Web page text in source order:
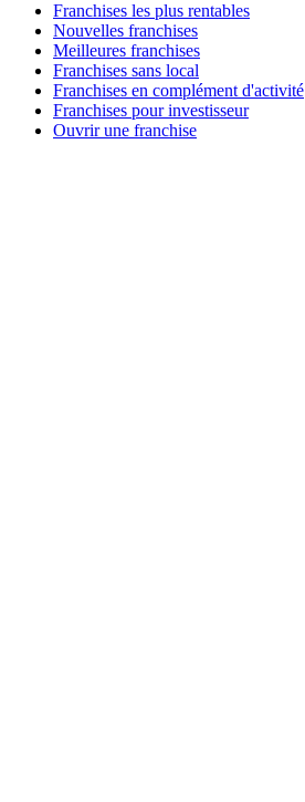
Franchises les plus rentables
Nouvelles franchises
Meilleures franchises
Franchises sans local
Franchises en complément d'activité
Franchises pour investisseur
Ouvrir une franchise